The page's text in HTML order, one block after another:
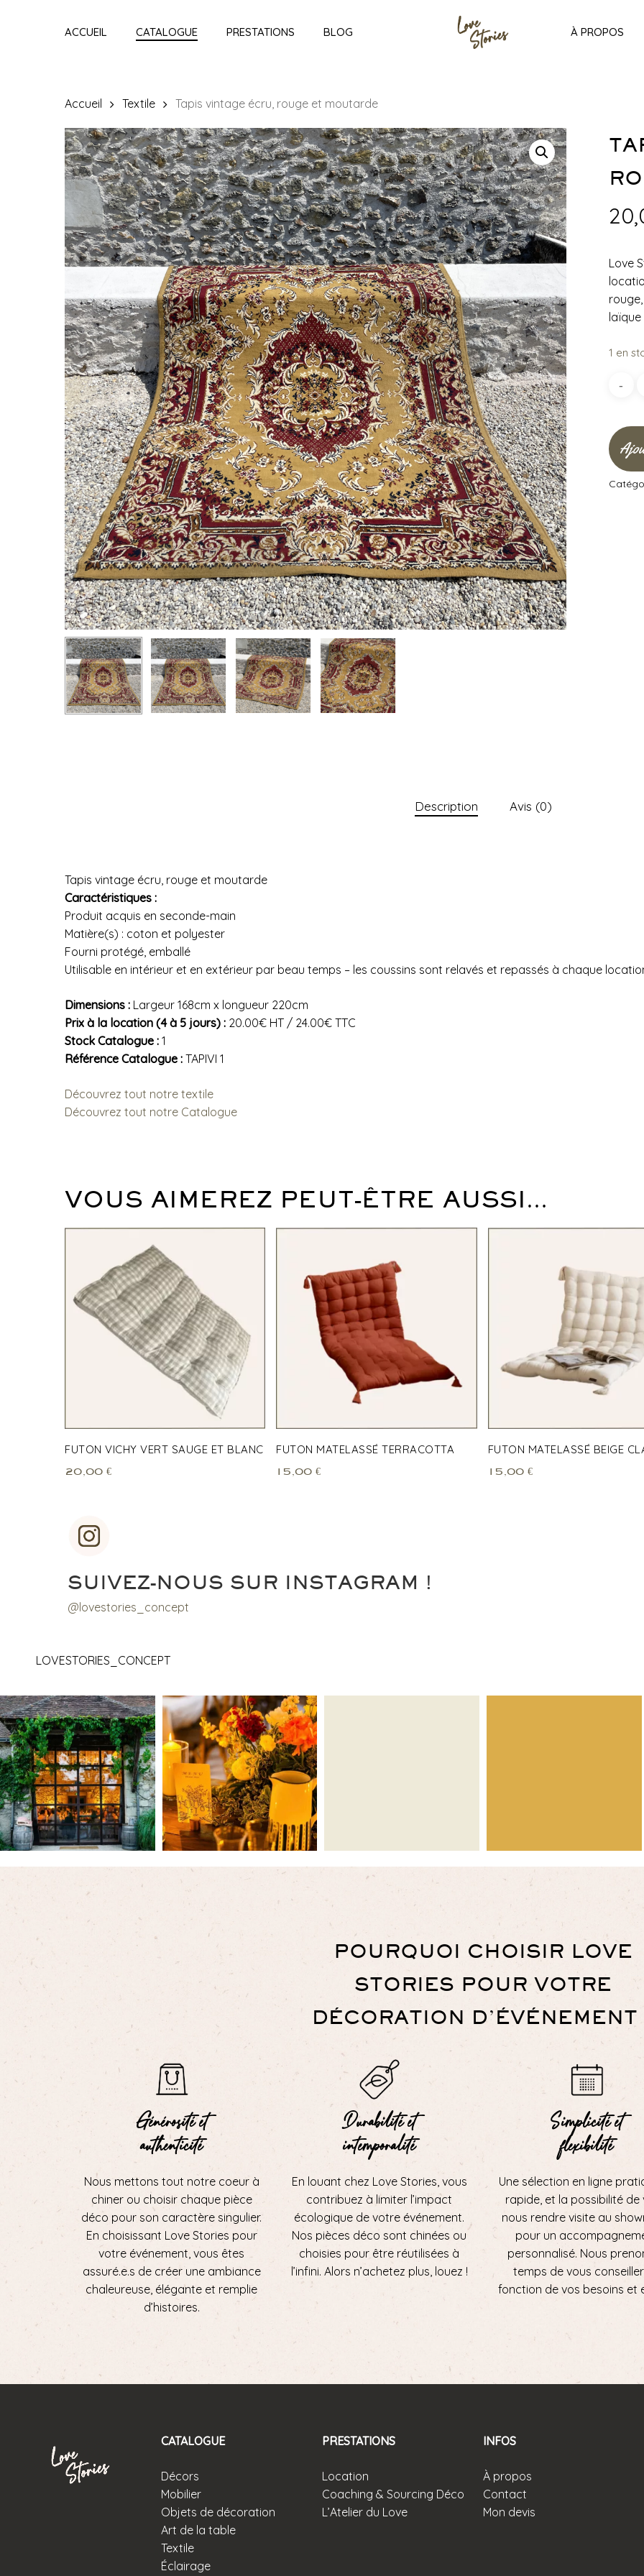
ACCUEIL CATALOGUE PRESTATIONS BLOG À PROPOS
Accueil Textile Tapis vintage écru, rouge et moutarde
Love
laïque
1 en
Description Avis (0)
Tapis vintage écru, rouge et moutarde
Caractéristiques :
Produit acquis en seconde-main
Matière(s) : coton et polyester
Fourni protégé, emballé
Utilisable en intérieur et en extérieur par beau temps – les coussins sont relavés et repassés à chaque
Dimensions : Largeur 168cm x longueur 220cm
Prix à la location (4 à 5 jours) : 20.00€ HT / 24.00€ TTC
Stock Catalogue : 1
Référence Catalogue : TAPIVI 1
Découvrez tout notre textile
Découvrez tout notre Catalogue
VOUS AIMEREZ PEUT-ÊTRE AUSSI…
FUTON VICHY VERT SAUGE ET BLANC
20,00 €
FUTON MATELASSÉ TERRACOTTA
15,00€
FUTON MATELASSÉ BEIGE
15,00 €
SUIVEZ-NOUS SUR INSTAGRAM !
@lovestories_concept
LOVESTORIES_CONCEPT
POURQUOI CHOISIR LOVE
STORIES POUR VOTRE
DÉCORATION D’ÉVÉNEMENT
Générosité et
authenticité
Nous mettons tout notre coeur à
chiner ou choisir chaque pièce
déco pour son caractère singulier.
En choisissant Love Stories pour
votre événement, vous êtes
assuré.e.s de créer une ambiance
chaleureuse, élégante et remplie
d’histoires.
Durabilité et
intemporalité
En louant chez Love Stories, vous
contribuez à limiter l’impact
écologique de votre événement.
Nos pièces déco sont chinées ou
choisies pour être réutilisées à
l’infini. Alors n’achetez plus, louez !
Simplicité et
flexibilité
Une sélection en ligne
rapide, et la possibilité de
nous rendre visite au
pour un
personnalisé. Nous
temps de vous
fonction de vos besoins et
CATALOGUE
Décors
Mobilier
Objets de décoration
Art de la table
Textile
Éclairage
PRESTATIONS
Location
Coaching & Sourcing Déco
L’Atelier du Love
INFOS
À propos
Contact
Mon devis